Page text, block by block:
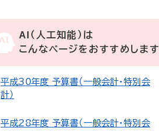
AI（人工知能）は
こんなページをおすすめします
平成30年度 予算書（一般会計・特別会
計）
平成28年度 予算書（一般会計・特別会